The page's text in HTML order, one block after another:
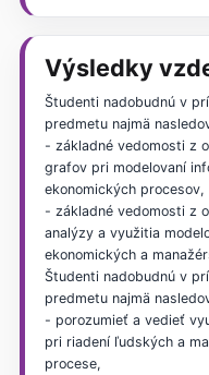
Výsledky
Študenti nadobudnú v
predmetu najmä
- základné vedomosti z
grafov pri modelovaní
ekonomických procesov,
- základné vedomosti z
analýzy a využitia
ekonomických a
Študenti nadobudnú v
predmetu najmä
- porozumieť a vedieť
pri riadení ľudských a
procese,